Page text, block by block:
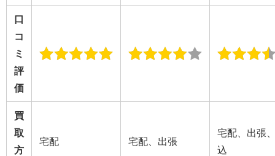
口
コ
ミ
評
価
買
取
方
宅配 宅配、出張
宅配、出張
込